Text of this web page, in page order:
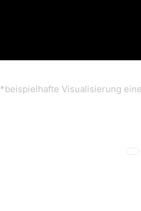
*beispielhafte Visualisierung